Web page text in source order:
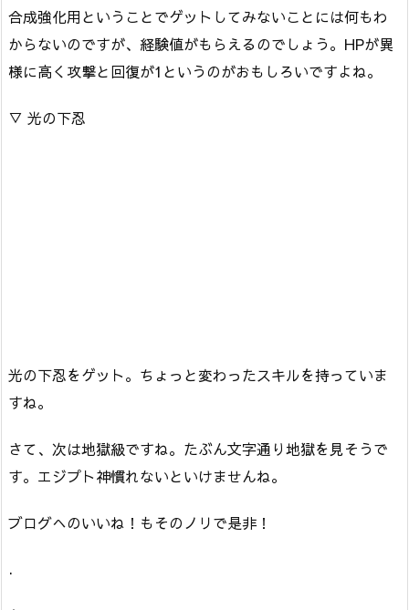
合成強化用ということでゲットしてみないことには何もわ
からないのですが、経験値がもらえるのでしょう。HPが異
様に高く攻撃と回復が1というのがおもしろいですよね。
▽ 光の下忍
光の下忍をゲット。ちょっと変わったスキルを持っていま
すね。
さて、次は地獄級ですね。たぶん文字通り地獄を見そうで
す。エジプト神慣れないといけませんね。
ブログへのいいね！もそのノリで是非！
.